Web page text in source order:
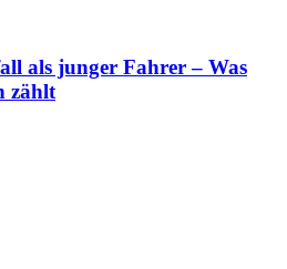
als junger Fahrer – Was
zählt